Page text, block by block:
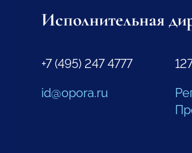
Исполнительная
+7 (495) 247 4777
id@opora.ru